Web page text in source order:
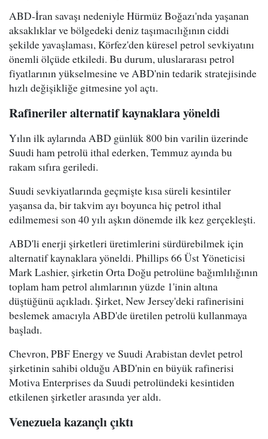
ABD-İran savaşı nedeniyle Hürmüz Boğazı'nda yaşanan
aksaklıklar ve bölgedeki deniz taşımacılığının ciddi
şekilde yavaşlaması, Körfez'den küresel petrol sevkiyatını
önemli ölçüde etkiledi. Bu durum, uluslararası petrol
fiyatlarının yükselmesine ve ABD'nin tedarik stratejisinde
hızlı değişikliğe gitmesine yol açtı.
Rafineriler alternatif kaynaklara yöneldi
Yılın ilk aylarında ABD günlük 800 bin varilin üzerinde
Suudi ham petrolü ithal ederken, Temmuz ayında bu
rakam sıfıra geriledi.
Suudi sevkiyatlarında geçmişte kısa süreli kesintiler
yaşansa da, bir takvim ayı boyunca hiç petrol ithal
edilmemesi son 40 yılı aşkın dönemde ilk kez gerçekleşti.
ABD'li enerji şirketleri üretimlerini sürdürebilmek için
alternatif kaynaklara yöneldi. Phillips 66 Üst Yöneticisi
Mark Lashier, şirketin Orta Doğu petrolüne bağımlılığının
toplam ham petrol alımlarının yüzde 1'inin altına
düştüğünü açıkladı. Şirket, New Jersey'deki rafinerisini
beslemek amacıyla ABD'de üretilen petrolü kullanmaya
başladı.
Chevron, PBF Energy ve Suudi Arabistan devlet petrol
şirketinin sahibi olduğu ABD'nin en büyük rafinerisi
Motiva Enterprises da Suudi petrolündeki kesintiden
etkilenen şirketler arasında yer aldı.
Venezuela kazançlı çıktı